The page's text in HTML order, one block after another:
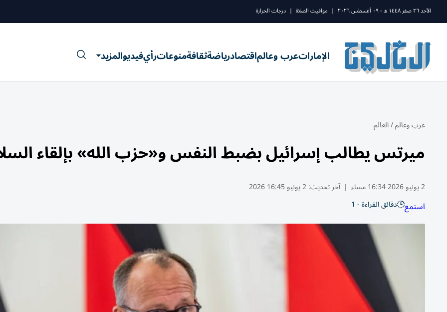
الأحد ٢٦ صفر ١٤٤٨ ه - ٠٩ أغسطس ٢٠٢٦ | مواقيت الصلاة | درجات الحرارة
الإماراتعرب وعالماقتصادرياضةثقافةمنوعاترأيفيديوالمزيد
عرب وعالم/العالم
ميرتس يطالب إسرائيل بضبط النفس و«حزب الله» بإلقاء
2 يونيو 2026 16:34 مساء | آخر تحديث:2 يونيو 16:45 2026
استمع دقائق القراءة - 1